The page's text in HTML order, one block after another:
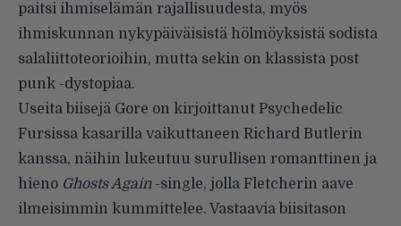
paitsi ihmiselämän rajallisuudesta, myös
ihmiskunnan nykypäiväisistä hölmöyksistä sodista
salaliittoteorioihin, mutta sekin on klassista post
punk -dystopiaa.
Useita biisejä Gore on kirjoittanut Psychedelic
Fursissa kasarilla vaikuttaneen Richard Butlerin
kanssa, näihin lukeutuu surullisen romanttinen ja
hieno Ghosts Again-single, jolla Fletcherin aave
ilmeisimmin kummittelee. Vastaavia biisitason